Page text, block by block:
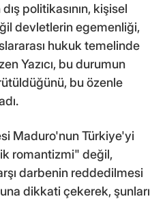
politikasının, kişisel
devletlerin egemenliği,
hukuk temelinde
Yazıcı, bu durumun
bu özenle
Maduro'nun Türkiye'yi
romantizmi" değil,
darbenin reddedilmesi
dikkati çekerek, şunları